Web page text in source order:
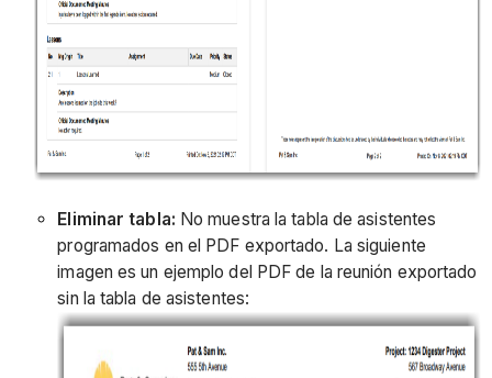
Eliminar tabla: No muestra la tabla de asistentes
programados en el PDF exportado. La siguiente
imagen es un ejemplo del PDF de la reunión exportado
sin la tabla de asistentes: